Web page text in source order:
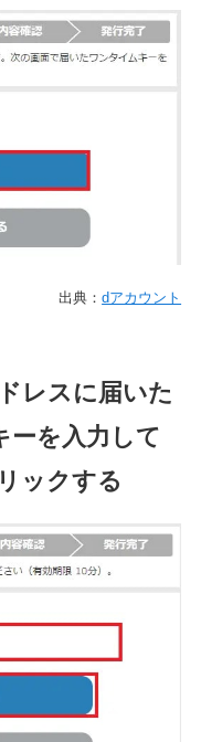
出典：dアカウント
レスに届いた
ーを入力して
ックする